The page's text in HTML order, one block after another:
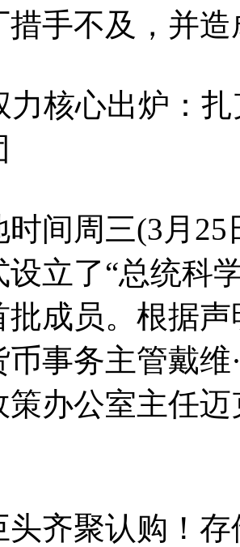
措手不及，并
心出炉：扎
周三(3月25
设立了“总统科
批成员。根据
事务主管戴维
策办公室主任
聚认购！存